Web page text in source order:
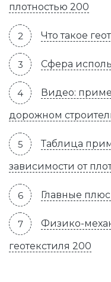
плотностью 200
Что такое
Сфера
Видео:
дорожном
Таблица
зависимости от
Главные
Физико-
геотекстиля 200